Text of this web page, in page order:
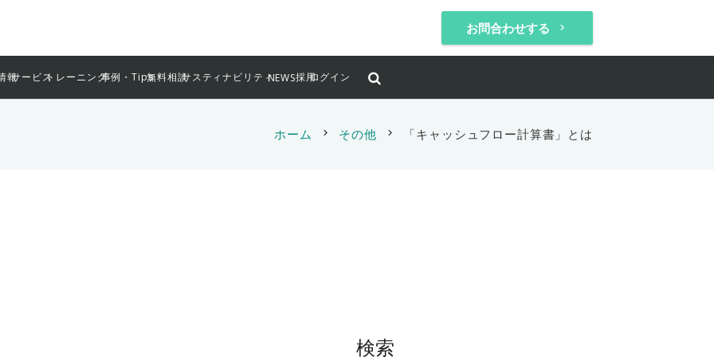
お問合わせする keyboard_arrow_right
報サービストレーニング事例・Tips無料相談サスティナビリティNEWS採用ログイン
ホーム chevron_right その他 chevron_right 「キャッシュフロー計算書」とは
検索